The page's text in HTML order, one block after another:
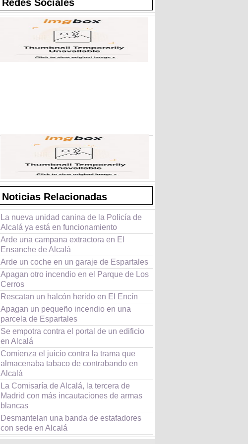
Redes Sociales
Noticias Relacionadas
La nueva unidad canina de la Policía de
Alcalá ya está en funcionamiento
Arde una campana extractora en El
Ensanche de Alcalá
Arde un coche en un garaje de Espartales
Apagan otro incendio en el Parque de Los
Cerros
Rescatan un halcón herido en El Encín
Apagan un pequeño incendio en una
parcela de Espartales
Se empotra contra el portal de un edificio
en Alcalá
Comienza el juicio contra la trama que
almacenaba tabaco de contrabando en
Alcalá
La Comisaría de Alcalá, la tercera de
Madrid con más incautaciones de armas
blancas
Desmantelan una banda de estafadores
con sede en Alcalá